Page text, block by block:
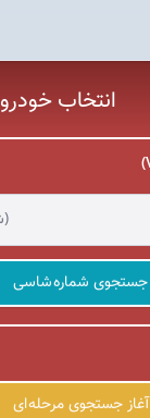
انتخاب خودرو
جستجوی شماره شاسی
آغاز جستجوی مرحله ای